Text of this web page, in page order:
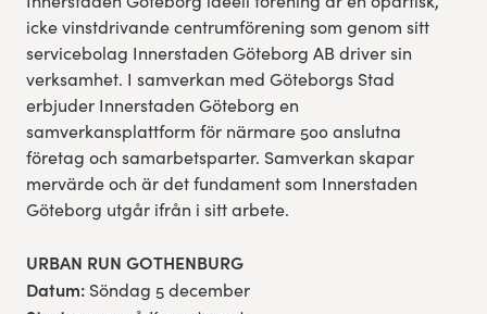
icke vinstdrivande centrumförening som genom sitt
servicebolag Innerstaden Göteborg AB driver sin
verksamhet. I samverkan med Göteborgs Stad
erbjuder Innerstaden Göteborg en
samverkansplattform för närmare 500 anslutna
företag och samarbetsparter. Samverkan skapar
mervärde och är det fundament som Innerstaden
Göteborg utgår ifrån i sitt arbete.
URBAN RUN GOTHENBURG
Datum:Söndag 5 december